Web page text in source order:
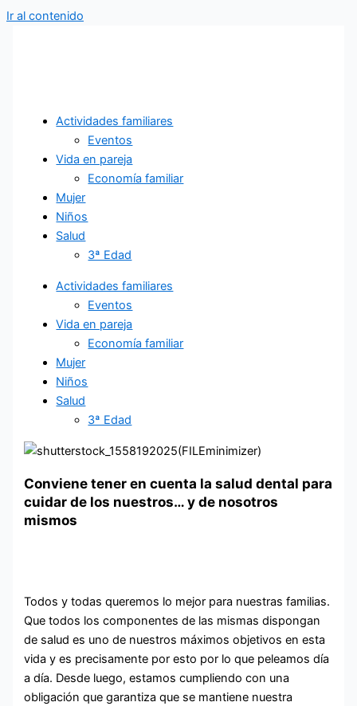
Ir al contenido
Actividades familiares
Eventos
Vida en pareja
Economía familiar
Mujer
Niños
Salud
3ª Edad
Actividades familiares
Eventos
Vida en pareja
Economía familiar
Mujer
Niños
Salud
3ª Edad
Conviene tener en cuenta la salud dental para
cuidar de los nuestros… y de nosotros
mismos
Todos y todas queremos lo mejor para nuestras familias.
Que todos los componentes de las mismas dispongan
de salud es uno de nuestros máximos objetivos en esta
vida y es precisamente por esto por lo que peleamos día
a día. Desde luego, estamos cumpliendo con una
obligación que garantiza que se mantiene nuestra